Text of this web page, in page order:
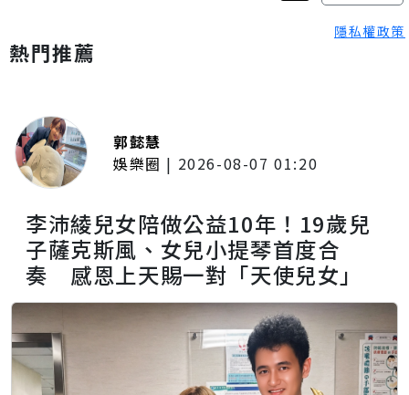
隱私權政策
熱門推薦
郭懿慧
娛樂圈 | 2026-08-07 01:20
李沛綾兒女陪做公益10年！19歲兒
子薩克斯風、女兒小提琴首度合
奏 感恩上天賜一對「天使兒女」